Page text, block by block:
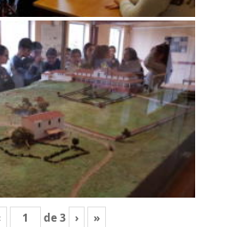
de3 › »